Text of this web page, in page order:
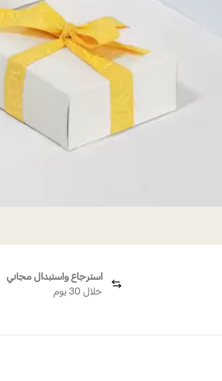
استرجاع واستبدال مجاني
خلال 30 يوم